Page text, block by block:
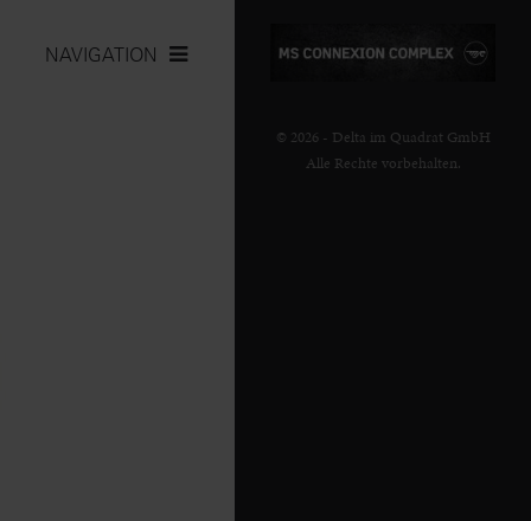
NAVIGATION
© 2026 - Delta im Quadrat GmbH
Alle Rechte vorbehalten.